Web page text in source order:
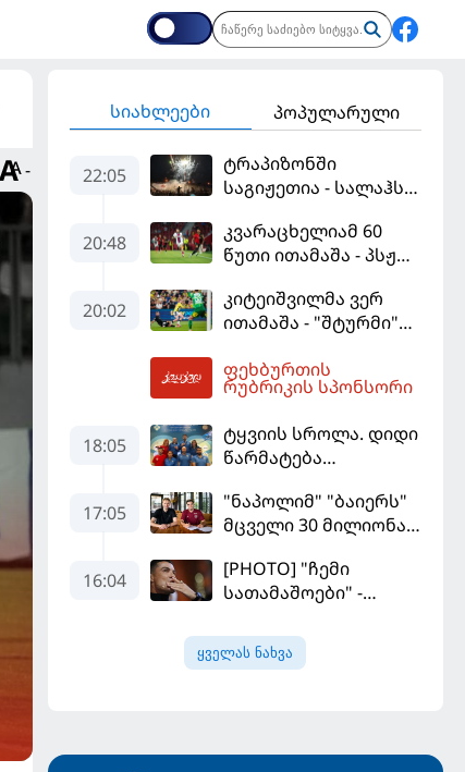
-
სიახლეები პოპულარული
22:05
ტრაპიზონში
საგიჟეთია - სალაჰს
დახვდა
20:48
კვარაცხელიამ 60
წუთი ითამაშა - პსჟ
მატჩში
"მალიორკასთან"
20:02
კიტეიშვილმა ვერ
ითამაშა - "შტურმი"
"ფენერბაჰჩესთან"
დამარცხდა
ფეხბურთის
რუბრიკის სპონსორი
18:05
ტყვიის სროლა. დიდი
წარმატება
17:05
"ნაპოლიმ" "ბაიერს"
მცველი 30 მილიონად
16:04
[PHOTO] "ჩემი
სათამაშოები" -
ძვირფასი ავტოპარკი
აჩვენა
ყველას ნახვა